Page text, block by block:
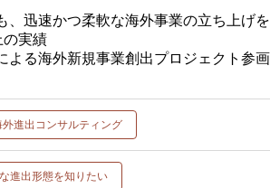
、迅速かつ柔軟な海外事業の立ち上げ
の実績
る海外新規事業創出プロジェクト参
外進出コンサルティング
進出形態を知りたい